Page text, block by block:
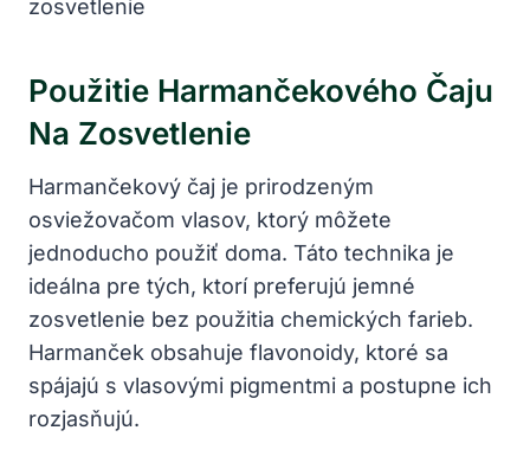
Použitie Harmančekového Čaju
Na Zosvetlenie
Harmančekový čaj je prirodzeným
osviežovačom vlasov, ktorý môžete
jednoducho použiť doma. Táto technika je
ideálna pre tých, ktorí preferujú jemné
zosvetlenie bez použitia chemických farieb.
Harmanček obsahuje flavonoidy, ktoré sa
spájajú s vlasovými pigmentmi a postupne ich
rozjasňujú.